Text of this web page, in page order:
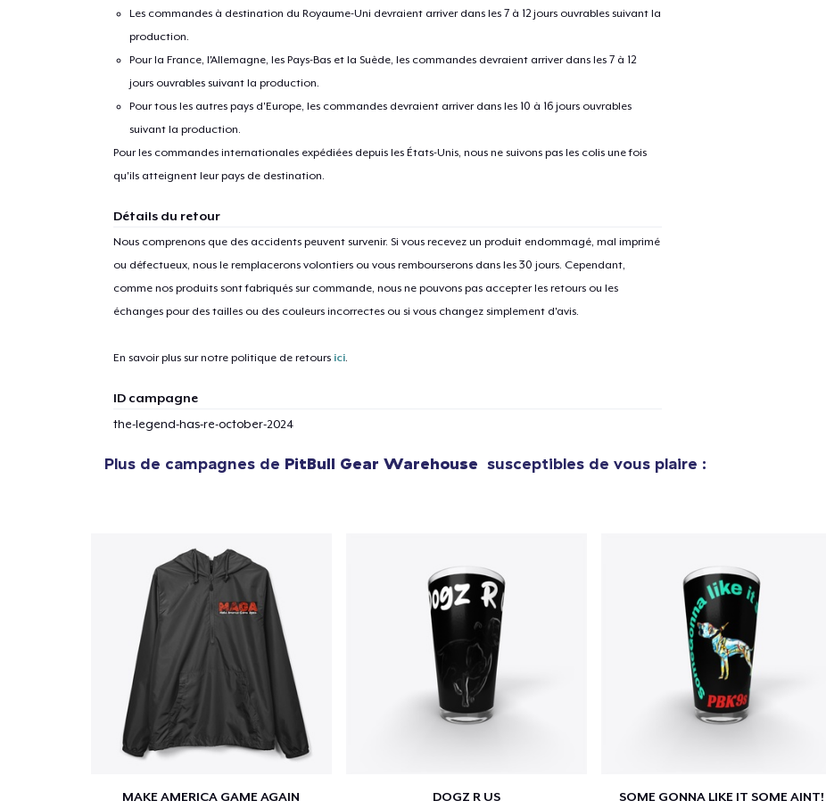
Les commandes à destination du Royaume-Uni devraient arriver dans les 7 à 12 jours ouvrables suivant la
production.
Pour la France, l'Allemagne, les Pays-Bas et la Suède, les commandes devraient arriver dans les 7 à 12
jours ouvrables suivant la production.
Pour tous les autres pays d'Europe, les commandes devraient arriver dans les 10 à 16 jours ouvrables
suivant la production.
Pour les commandes internationales expédiées depuis les États-Unis, nous ne suivons pas les colis une fois
qu'ils atteignent leur pays de destination.
Détails du retour
Nous comprenons que des accidents peuvent survenir. Si vous recevez un produit endommagé, mal imprimé
ou défectueux, nous le remplacerons volontiers ou vous rembourserons dans les 30 jours. Cependant,
comme nos produits sont fabriqués sur commande, nous ne pouvons pas accepter les retours ou les
échanges pour des tailles ou des couleurs incorrectes ou si vous changez simplement d'avis.
En savoir plus sur notre politique de retours ici.
ID campagne
the-legend-has-re-october-2024
Plus de campagnes de PitBull Gear Warehouse susceptibles de vous plaire :
MAKE AMERICA GAME AGAIN DOGZ R US SOME GONNA LIKE IT SOME AINT!
Vérification